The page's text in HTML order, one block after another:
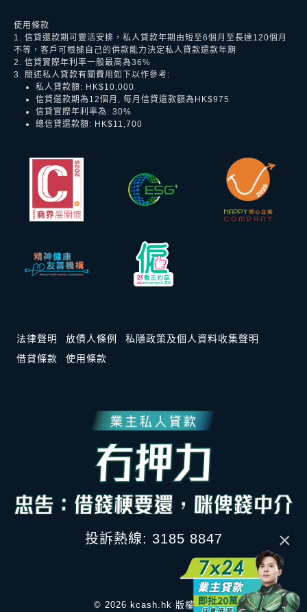
×
使用條款
1. 信貸還款期可靈活安排，私人貸款年期由短至6個月至長達120個月
不等，客戶可根據自己的供款能力決定私人貸款還款年期
2. 信貸實際年利率一般最高為36%
3. 簡述私人貸款有關費用如下以作參考:
私人貸款額: HK$10,000
信貸還款期為12個月, 每月信貸還款額為HK$975
信貸實際年利率為: 30%
總信貸還款額: HK$11,700
法律聲明 放債人條例
私隱政策及個人資料收集聲明
借貸條款
使用條款
投訴熱線: 3185 8847
© 2026 kcash.hk 版權所有